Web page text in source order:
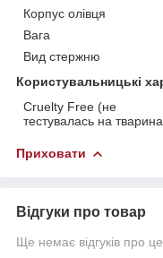
Корпус олівця
Вага
Вид стержню
Користувальницькі
Cruelty Free (не
тестувалась на
Приховати
Відгуки про товар
Ще немає відгуків про